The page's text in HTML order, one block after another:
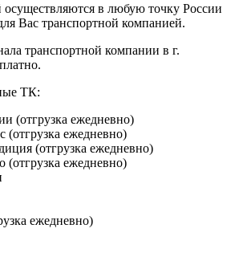
осуществляются в любую точку России
Вас транспортной компанией.
транспортной компании в г.
ТК:
(отгрузка ежедневно)
(отгрузка ежедневно)
(отгрузка ежедневно)
(отгрузка ежедневно)
ежедневно)